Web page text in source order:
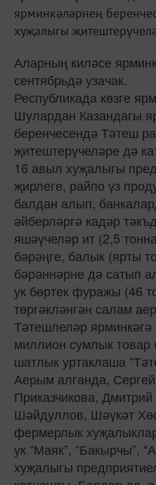
ярминкәләрнең
хуҗалыгы
Аларның киләсе
сентябрьдә узачак.
Республикада көзге
Шулардан Казандагы
беренчесендә Тәтеш
җитештерүчеләре дә
16 авыл хуҗалыгы
җирлеге, райпо үз
балдан алып,
әйберләргә кадәр
яшәүчеләр ит (2,5
бәрәңге, балык (ярты
бәрәннәрне дә сатып
ук бөртек фуражы (46
төргәкләнгән салам
Тәтешлеләр
миллион сумлык товар
шатлык уртаклаша
Аерым алганда,
Приказчикова,
Шәйдуллов, Шәүкәт
фермерлык
ук “Маяк”, “Бакырчы”,
хуҗалыгы